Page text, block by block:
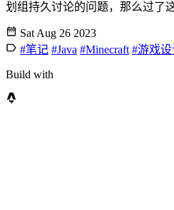
划组持久讨论的问题，那么过了
Sat Aug 26 2023
#笔记 #Java #Minecraft #游戏设
Build with